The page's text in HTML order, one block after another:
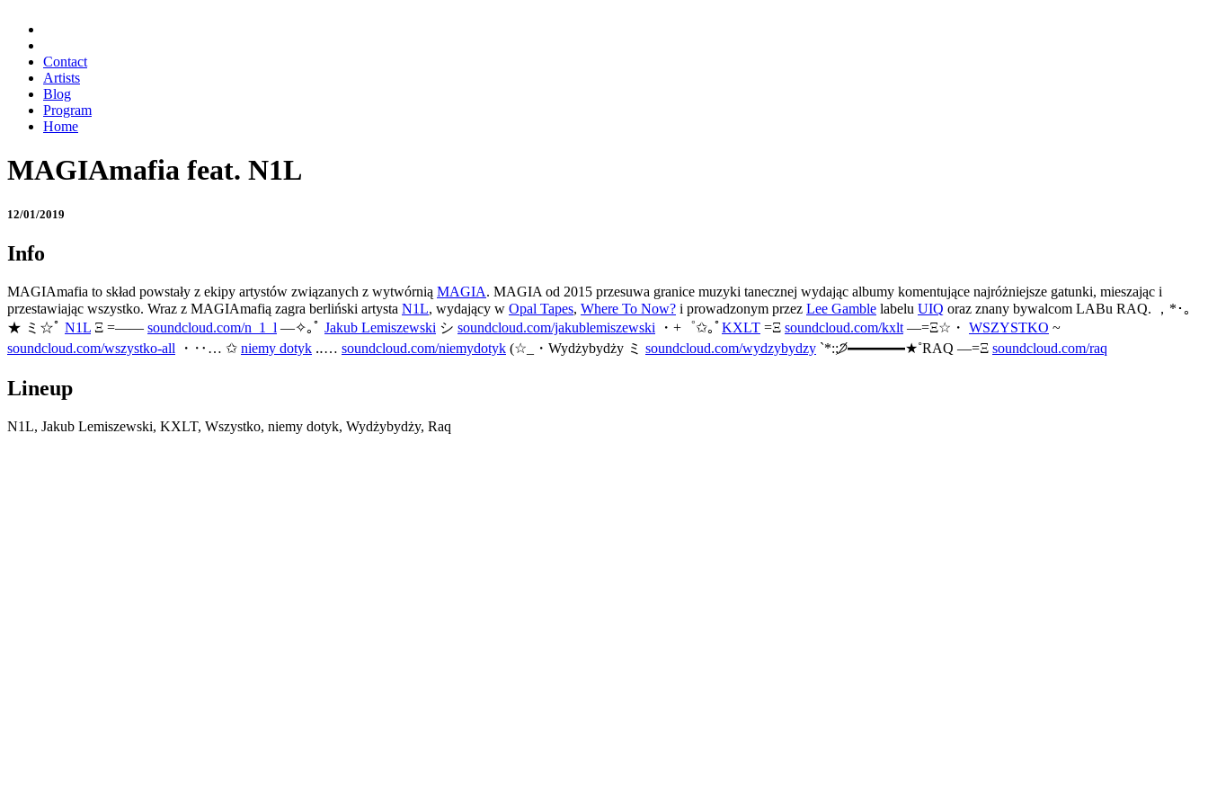
Contact
Artists
Blog
Program
Home
MAGIAmafia feat. N1L
12/01/2019
Info
MAGIAmafia to skład powstały z ekipy artystów związanych z wytwórnią MAGIA. MAGIA od 2015 przesuwa granice muzyki tanecznej wydając albumy komentujące najróżniejsze gatunki, mieszając i
przestawiając wszystko. Wraz z MAGIAmafią zagra berliński artysta N1L, wydający w Opal Tapes, Where To Now? i prowadzonym przez Lee Gamble labelu UIQ oraz znany bywalcom LABu RAQ. ，*･｡
★ ミ☆ﾟ N1L Ξ =—— soundcloud.com/n_1_l —✧｡ﾟ Jakub Lemiszewski シ soundcloud.com/jakublemiszewski ・+゜✩｡ﾟKXLT =Ξ soundcloud.com/kxlt —=Ξ☆・ WSZYSTKO ~
soundcloud.com/wszystko-all ・‥… ✩ niemy dotyk ‥… soundcloud.com/niemydotyk (☆_・Wydżybydży ミ soundcloud.com/wydzybydzy `*:;੭̸━━━━★˚RAQ —=Ξ soundcloud.com/raq
Lineup
N1L, Jakub Lemiszewski, KXLT, Wszystko, niemy dotyk, Wydżybydży, Raq